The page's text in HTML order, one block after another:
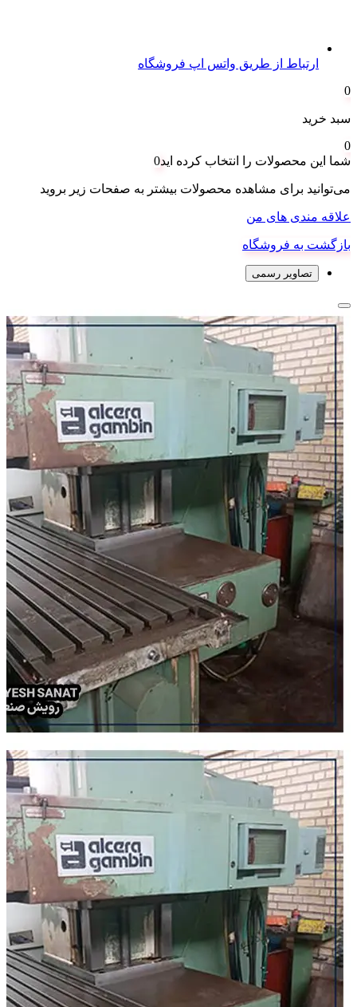
ارتباط از طریق واتس اپ فروشگاه
0
سبد خرید
0
شما این محصولات را انتخاب کرده اید0
می‌توانید برای مشاهده محصولات بیشتر به صفحات زیر بروید
علاقه مندی های من
بازگشت به فروشگاه
تصاویر رسمی